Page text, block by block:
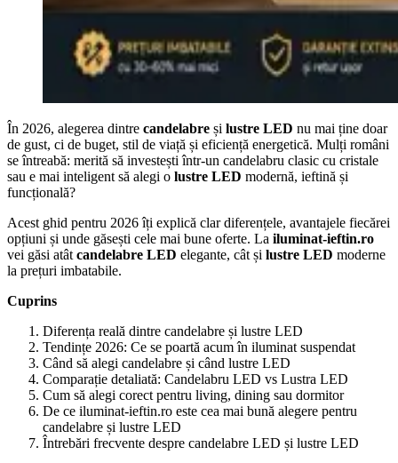
În 2026, alegerea dintre candelabre și lustre LED nu mai ține doar
de gust, ci de buget, stil de viață și eficiență energetică. Mulți români
se întreabă: merită să investești într-un candelabru clasic cu cristale
sau e mai inteligent să alegi o lustre LED modernă, ieftină și
funcțională?
Acest ghid pentru 2026 îți explică clar diferențele, avantajele fiecărei
opțiuni și unde găsești cele mai bune oferte. La iluminat-ieftin.ro
vei găsi atât candelabre LED elegante, cât și lustre LED moderne
la prețuri imbatabile.
Cuprins
Diferența reală dintre candelabre și lustre LED
Tendințe 2026: Ce se poartă acum în iluminat suspendat
Când să alegi candelabre și când lustre LED
Comparație detaliată: Candelabru LED vs Lustra LED
Cum să alegi corect pentru living, dining sau dormitor
De ce iluminat-ieftin.ro este cea mai bună alegere pentru
candelabre și lustre LED
Întrebări frecvente despre candelabre LED și lustre LED